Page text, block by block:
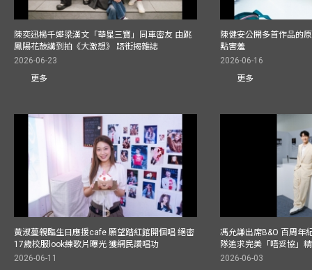
陳奕迅楊千嬅梁漢文「華星三寶」同車密友 由跳
鳳陽花鼓講到拍《大激想》 踎街揭雜誌
2026-06-23
更多
陳健安公開多首作品的
點害羞
2026-06-16
更多
黃淑蔓親臨生日應援cafe 願望踏紅館開個唱 絕密
17歲校服look練歌片曝光 獲網民讚唱功
2026-06-11
馮允謙出席B&O 百周年
隊追求完美「唔妥協」
2026-06-03